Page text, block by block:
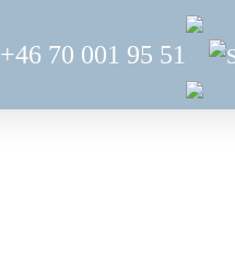
+46 70 001 95 51